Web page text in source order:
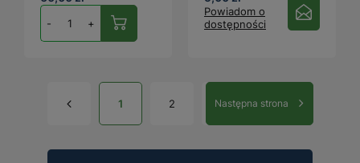
- +
Powiadom o
dostępności
1 2 Następna strona